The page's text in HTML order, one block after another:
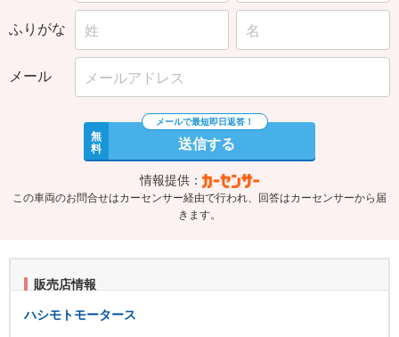
ふりがな
メール
無
料 送信する
情報提供：
この車両のお問合せはカーセンサー経由で行われ、回答はカーセンサーから届
きます。
販売店情報
ハシモトモータース